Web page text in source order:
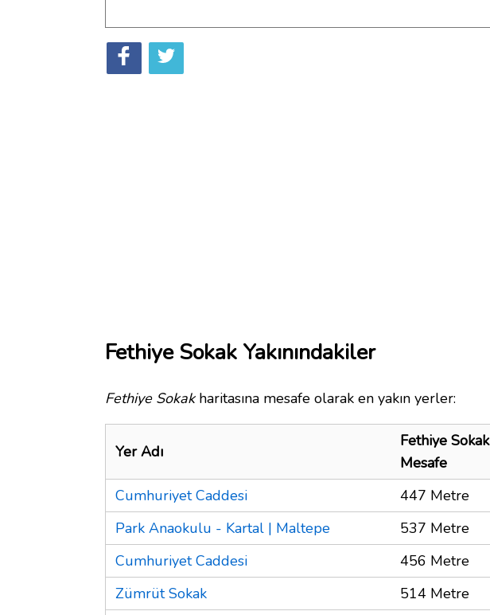
Fethiye Sokak Yakınındakiler
Fethiye Sokakharitasına mesafe olarak en yakın yerler:
Yer Adı
Fethiye Sokak
Mesafe
Cumhuriyet Caddesi
447 Metre
Park Anaokulu - Kartal | Maltepe
537 Metre
Cumhuriyet Caddesi
456 Metre
Zümrüt Sokak
514 Metre